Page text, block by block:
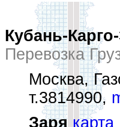
Кубань-
Перевозка
Москва,
т.3814990,
Заря карта